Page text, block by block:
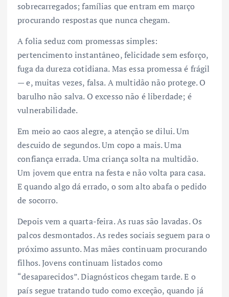
sobrecarregados; famílias que entram em março
procurando respostas que nunca chegam.
A folia seduz com promessas simples:
pertencimento instantâneo, felicidade sem esforço,
fuga da dureza cotidiana. Mas essa promessa é frágil
— e, muitas vezes, falsa. A multidão não protege. O
barulho não salva. O excesso não é liberdade; é
vulnerabilidade.
Em meio ao caos alegre, a atenção se dilui. Um
descuido de segundos. Um copo a mais. Uma
confiança errada. Uma criança solta na multidão.
Um jovem que entra na festa e não volta para casa.
E quando algo dá errado, o som alto abafa o pedido
de socorro.
Depois vem a quarta-feira. As ruas são lavadas. Os
palcos desmontados. As redes sociais seguem para o
próximo assunto. Mas mães continuam procurando
filhos. Jovens continuam listados como
“desaparecidos”. Diagnósticos chegam tarde. E o
país segue tratando tudo como exceção, quando já